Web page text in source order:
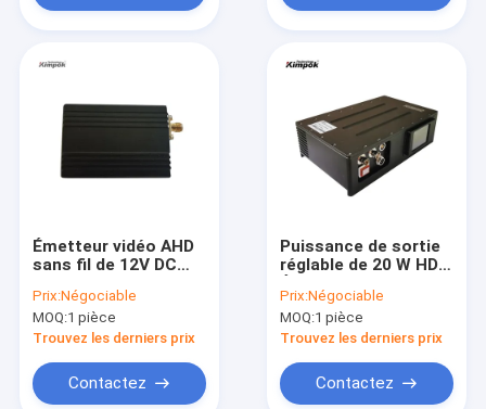
Émetteur vidéo AHD
sans fil de 12V DC
corporelle
Prix:Négociable
MOQ:1 pièce
Trouvez les derniers prix
Contactez
Puissance de sortie
réglable de 20 W HD
COFDM Modulateur
UAV Émetteur vidéo
AES Encryption
sécurisée
Prix:Négociable
MOQ:1 pièce
Trouvez les derniers prix
Contactez